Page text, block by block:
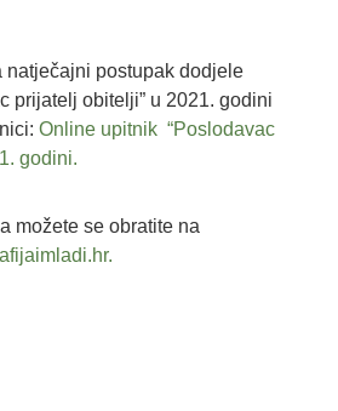
natječajni postupak dodjele
prijatelj obitelji” u 2021. godini
Online upitnik “Poslodavac
godini.
možete se obratite na